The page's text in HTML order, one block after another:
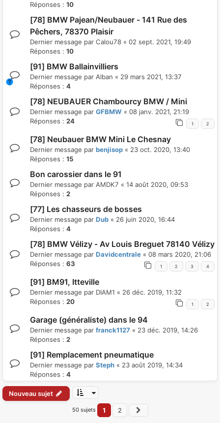
Réponses : 10
[78] BMW Pajean/Neubauer - 141 Rue des
Pêchers, 78370 Plaisir
Dernier message par Calou78 « 02 sept. 2021, 19:49
Réponses : 10
[91] BMW Ballainvilliers
Dernier message par Alban « 29 mars 2021, 13:37
Réponses : 4
[78] NEUBAUER Chambourcy BMW / Mini
Dernier message par GFBMW « 08 janv. 2021, 21:19
Réponses : 24 1 2
[78] Neubauer BMW Mini Le Chesnay
Dernier message par benjisop « 23 oct. 2020, 13:40
Réponses : 15
Bon carossier dans le 91
Dernier message par AMDK7 « 14 août 2020, 09:53
Réponses : 2
[77] Les chasseurs de bosses
Dernier message par Dub « 26 juin 2020, 16:44
Réponses : 4
[78] BMW Vélizy - Av Louis Breguet 78140 Vélizy
Dernier message par Davidcentrale « 08 mars 2020, 21:06
Réponses : 63 1 2 3 4
[91] BM91, Itteville
Dernier message par DIAM1 « 26 déc. 2019, 11:32
Réponses : 20 1 2
Garage (généraliste) dans le 94
Dernier message par franck1127 « 23 déc. 2019, 14:26
Réponses : 2
[91] Remplacement pneumatique
Dernier message par Steph « 23 août 2019, 14:34
Réponses : 4
Nouveau sujet
50 sujets 1 2